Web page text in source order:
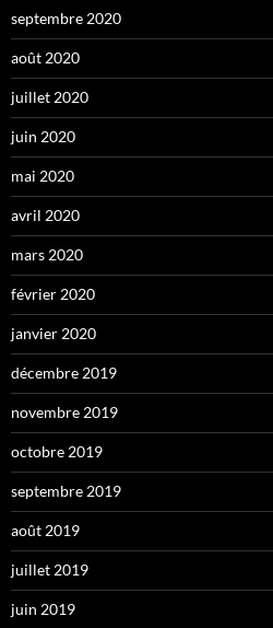
septembre 2020
août 2020
juillet 2020
juin 2020
mai 2020
avril 2020
mars 2020
février 2020
janvier 2020
décembre 2019
novembre 2019
octobre 2019
septembre 2019
août 2019
juillet 2019
juin 2019